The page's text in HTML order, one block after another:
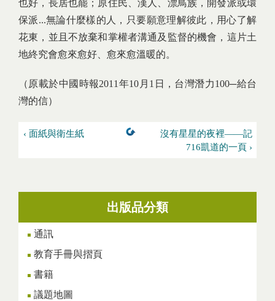
也好，長居也罷；原住民、漢人、漂鳥族，開發派或環
保派...無論什麼樣的人，只要願意理解彼此，用心了解
花東，並且不放棄和掌權者溝通及監督的機會，這片土
地終究會愈來愈好、愈來愈溫暖的。
（原載於中國時報2011年10月1日，台灣潛力100─給台
灣的信）
‹ 面紙與衛生紙
沒有星星的夜裡——記
716凱道的一頁 ›
出版品分類
通訊
教育手冊與摺頁
書籍
議題地圖